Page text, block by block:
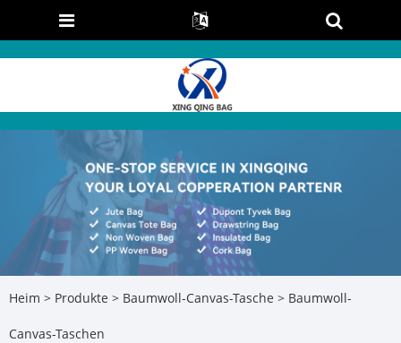
Heim > Produkte > Baumwoll-Canvas-Tasche > Baumwoll-
Canvas-Taschen